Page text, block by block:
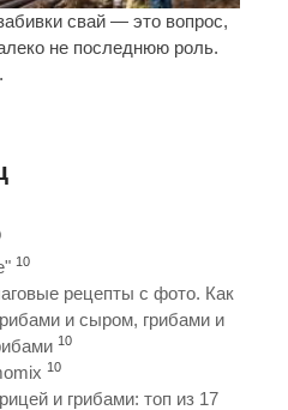
свай — это вопрос,
не последнюю роль.
10
рецепты с фото. Как
и сыром, грибами и
10
10
и грибами: топ из 17